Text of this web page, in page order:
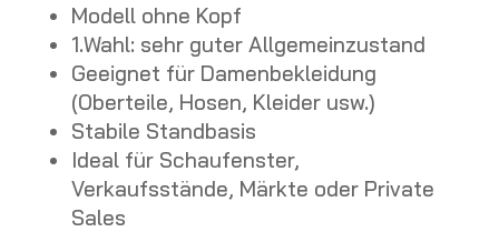
Modell ohne Kopf
1.Wahl: sehr guter Allgemeinzustand
Geeignet für Damenbekleidung
(Oberteile, Hosen, Kleider usw.)
Stabile Standbasis
Ideal für Schaufenster,
Verkaufsstände, Märkte oder Private
Sales